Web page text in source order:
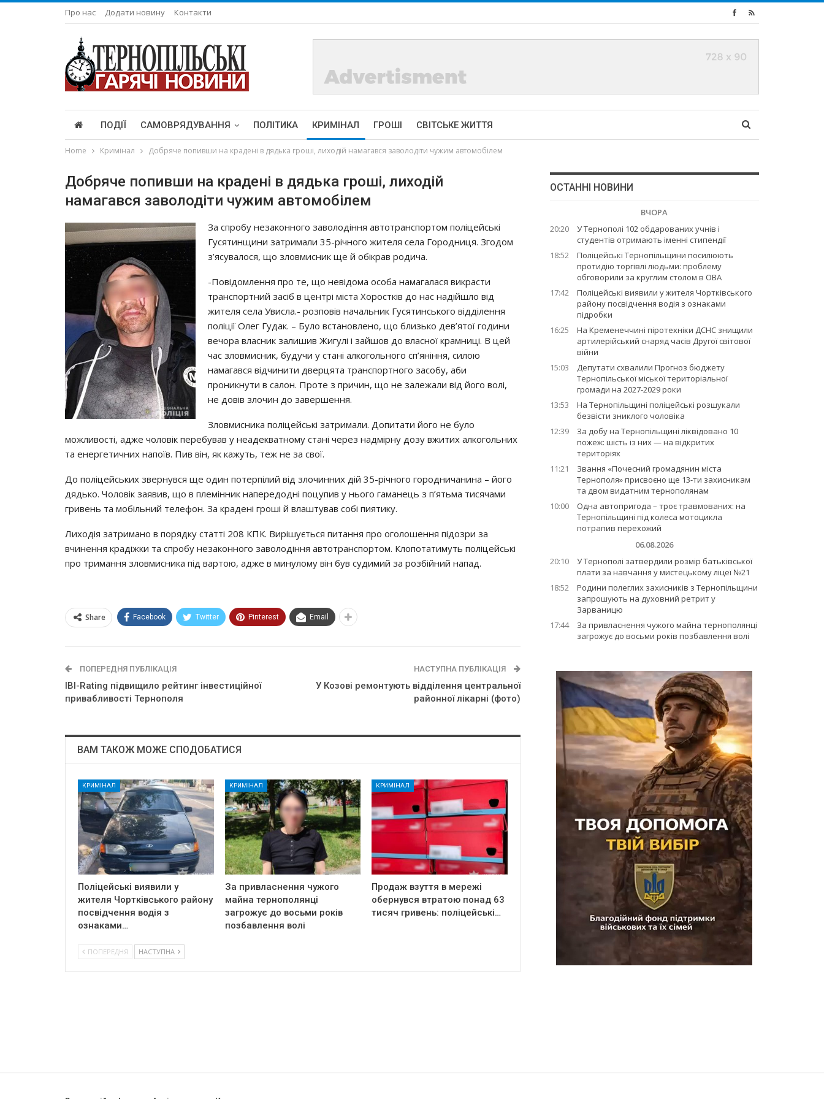
Про нас Додати новину Контакти
ПОДІЇ САМОВРЯДУВАННЯ ПОЛІТИКА КРИМІНАЛ ГРОШІ СВІТСЬКЕ ЖИТТЯ
Home Кримінал Добряче попивши на крадені в дядька гроші, лиходій намагався заволодіти чужим автомобілем
Добряче попивши на крадені в дядька гроші, лиходій
намагався заволодіти чужим автомобілем
За спробу незаконного заволодіння автотранспортом поліцейські
Гусятинщини затримали 35-річного жителя села Городниця. Згодом
з’ясувалося, що зловмисник ще й обікрав родича.
-Повідомлення про те, що невідома особа намагалася викрасти
транспортний засіб в центрі міста Хоростків до нас надійшло від
жителя села Увисла.- розповів начальник Гусятинського відділення
поліції Олег Гудак. – Було встановлено, що близько дев’ятої години
вечора власник залишив Жигулі і зайшов до власної крамниці. В цей
час зловмисник, будучи у стані алкогольного сп’яніння, силою
намагався відчинити дверцята транспортного засобу, аби
проникнути в салон. Проте з причин, що не залежали від його волі,
не довів злочин до завершення.
Зловмисника поліцейські затримали. Допитати його не було
можливості, адже чоловік перебував у неадекватному стані через надмірну дозу вжитих алкогольних
та енергетичних напоїв. Пив він, як кажуть, теж не за свої.
До поліцейських звернувся ще один потерпілий від злочинних дій 35-річного городничанина – його
дядько. Чоловік заявив, що в племінник напередодні поцупив у нього гаманець з п’ятьма тисячами
гривень та мобільний телефон. За крадені гроші й влаштував собі пиятику.
Лиходія затримано в порядку статті 208 КПК. Вирішується питання про оголошення підозри за
вчинення крадіжки та спробу незаконного заволодіння автотранспортом. Клопотатимуть поліцейські
про тримання зловмисника під вартою, адже в минулому він був судимий за розбійний напад.
Share Facebook Twitter Pinterest Email
ПОПЕРЕДНЯ ПУБЛІКАЦІЯ
IBI-Rating підвищило рейтинг інвестиційної
привабливості Тернополя
НАСТУПНА ПУБЛІКАЦІЯ
У Козові ремонтують відділення центральної
районної лікарні (фото)
ВАМ ТАКОЖ МОЖЕ СПОДОБАТИСЯ
КРИМІНАЛ
Поліцейські виявили у
жителя Чортківського району
посвідчення водія з
ознаками…
КРИМІНАЛ
За привласнення чужого
майна тернополянці
загрожує до восьми років
позбавлення волі
КРИМІНАЛ
Продаж взуття в мережі
обернувся втратою понад 63
тисяч гривень: поліцейські…
ПОПЕРЕДНЯ НАСТУПНА
ОСТАННІ НОВИНИ
ВЧОРА
20:20
У Тернополі 102 обдарованих учнів і
студентів отримають іменні стипендії
18:52
Поліцейські Тернопільщини посилюють
протидію торгівлі людьми: проблему
обговорили за круглим столом в ОВА
17:42
Поліцейські виявили у жителя Чортківського
району посвідчення водія з ознаками
підробки
16:25
На Кременеччині піротехніки ДСНС знищили
артилерійський снаряд часів Другої світової
війни
15:03
Депутати схвалили Прогноз бюджету
Тернопільської міської територіальної
громади на 2027-2029 роки
13:53
На Тернопільщині поліцейські розшукали
безвісти зниклого чоловіка
12:39
За добу на Тернопільщині ліквідовано 10
пожеж: шість із них — на відкритих
територіях
11:21
Звання «Почесний громадянин міста
Тернополя» присвоєно ще 13-ти захисникам
та двом видатним тернополянам
10:00
Одна автопригода – троє травмованих: на
Тернопільщині під колеса мотоцикла
потрапив перехожий
06.08.2026
20:10
У Тернополі затвердили розмір батьківської
плати за навчання у мистецькому ліцеї №21
18:52
Родини полеглих захисників з Тернопільщини
запрошують на духовний ретрит у
Зарваницю
17:44
За привласнення чужого майна тернополянці
загрожує до восьми років позбавлення волі